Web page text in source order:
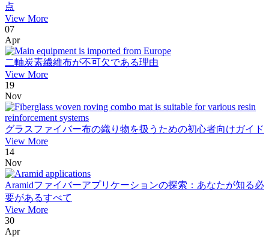
点
View More
07
Apr
二軸炭素繊維布が不可欠である理由
View More
19
Nov
グラスファイバー布の織り物を扱うための初心者向けガイド
View More
14
Nov
Aramidファイバーアプリケーションの探索：あなたが知る必
要があるすべて
View More
30
Apr